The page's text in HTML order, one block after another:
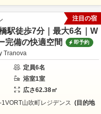
駅徒歩7分｜最大6名｜W
完備の快適空間
即予約
Tranova
定員6名
浴室1室
広さ62.38㎡
1VORT山吹町レジデンス
目的地
注目の宿